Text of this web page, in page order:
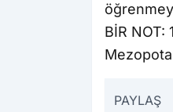
BİR NOT:
PAYLAŞ